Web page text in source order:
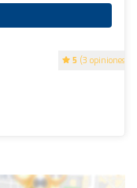
5 (3 opiniones)